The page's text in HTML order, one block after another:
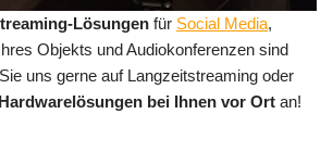
Lösungen für Social Media,
Objekts und Audiokonferenzen sind
uns gerne auf Langzeitstreaming oder
bei Ihnen vor Ort an!